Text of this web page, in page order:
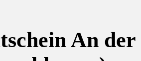
An der